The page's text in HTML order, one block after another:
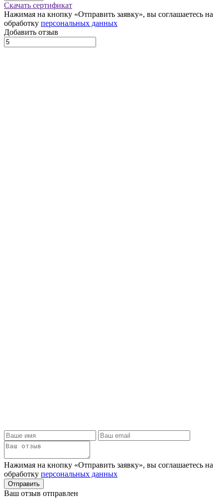
Скачать сертификат
Нажимая на кнопку «Отправить заявку», вы соглашаетесь на
обработку персональных данных
Добавить отзыв
Нажимая на кнопку «Отправить заявку», вы соглашаетесь на
обработку персональных данных
Отправить
Ваш отзыв отправлен